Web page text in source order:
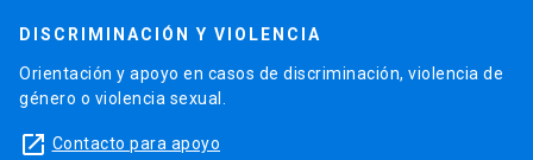
DISCRIMINACIÓN Y VIOLENCIA
Orientación y apoyo en casos de discriminación, violencia de
género o violencia sexual.
launch Contacto para apoyo